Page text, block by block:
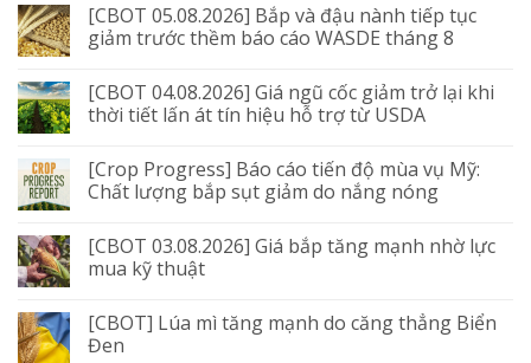
[CBOT 05.08.2026] Bắp và đậu nành tiếp tục
giảm trước thềm báo cáo WASDE tháng 8
[CBOT 04.08.2026] Giá ngũ cốc giảm trở lại khi
thời tiết lấn át tín hiệu hỗ trợ từ USDA
[Crop Progress] Báo cáo tiến độ mùa vụ Mỹ:
Chất lượng bắp sụt giảm do nắng nóng
[CBOT 03.08.2026] Giá bắp tăng mạnh nhờ lực
mua kỹ thuật
[CBOT] Lúa mì tăng mạnh do căng thẳng Biển
Đen